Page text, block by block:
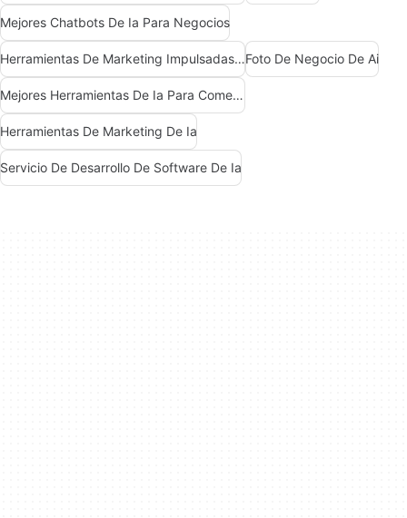
Mejores Chatbots De Ia Para Negocios
Herramientas De Marketing Impulsadas Por IaFoto De Negocio De Ai
Mejores Herramientas De Ia Para Comercializadores
Herramientas De Marketing De Ia
Servicio De Desarrollo De Software De Ia